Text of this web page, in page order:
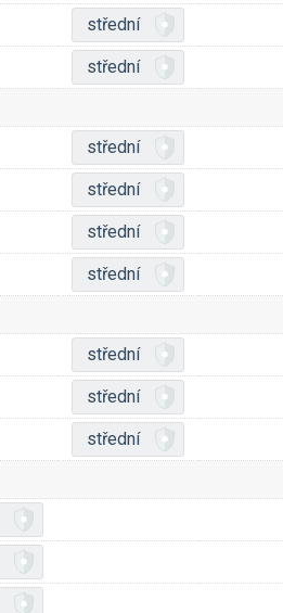
střední
střední
střední
střední
střední
střední
střední
střední
střední